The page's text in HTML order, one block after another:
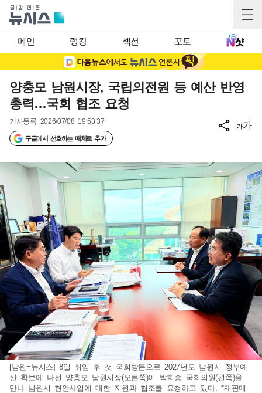
메인 랭킹 섹션 포토
양충모 남원시장, 국립의전원 등 예산 반영
총력…국회 협조 요청
기사등록 2026/07/08 19:53:37
구글에서 선호하는 매체로 추가
가가
[남원=뉴시스] 8일 취임 후 첫 국회방문으로 2027년도 남원시 정부예
산 확보에 나선 양충모 남원시장(오른쪽)이 박희승 국회의원(왼쪽)을
만나 남원시 현안사업에 대한 지원과 협조를 요청하고 있다. *재판매